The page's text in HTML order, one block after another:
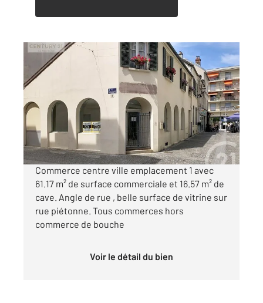
MANTES LA JOLIE 78
61,17 m
Ref : 5765
Appartement Local à louer
1 270 €
par mois charges comprises
Commerce centre ville emplacement 1 avec
61.17 m² de surface commerciale et 16.57 m² de
cave. Angle de rue , belle surface de vitrine sur
rue piétonne. Tous commerces hors
commerce de bouche
Voir le détail du bien